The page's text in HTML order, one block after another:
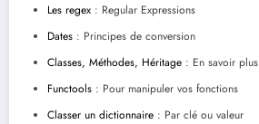
Les regex : Regular Expressions
Dates : Principes de conversion
Classes, Méthodes, Héritage : En savoir plus
Functools : Pour manipuler vos fonctions
Classer un dictionnaire : Par clé ou valeur